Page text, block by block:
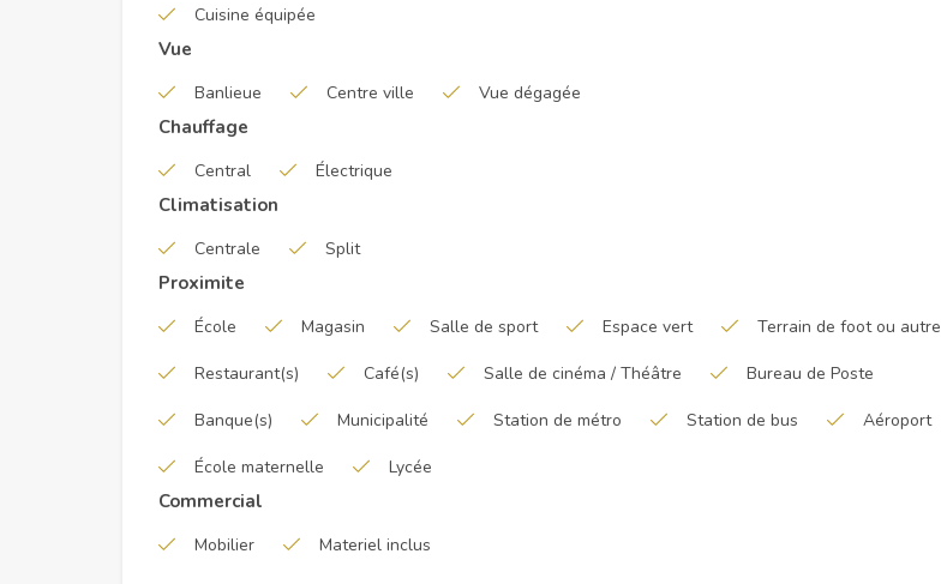
Cuisine équipée
Vue
Banlieue Centre ville Vue dégagée
Chauffage
Central Électrique
Climatisation
Centrale Split
Proximite
École Magasin Salle de sport Espace vert Terrain de foot ou autre
Restaurant(s) Café(s) Salle de cinéma / Théâtre Bureau de Poste
Banque(s) Municipalité Station de métro Station de bus Aéroport
École maternelle Lycée
Commercial
Mobilier Materiel inclus